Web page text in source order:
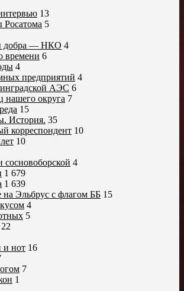
13
Росатома 5
добра — НКО 4
времени 6
4
предприятий 4
АЭС 6
нашего округа 7
15
История. 35
корреспондент 10
10
сосновоборской 4
1 679
1 639
на Эльбрус с флагом ББ 15
4
5
22
и нот 16
7
1